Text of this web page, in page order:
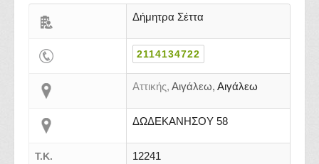
Δήμητρα Σέττα
2114134722
Αττικής, Αιγάλεω, Αιγάλεω
ΔΩΔΕΚΑΝΗΣΟΥ 58
Τ.Κ. 12241